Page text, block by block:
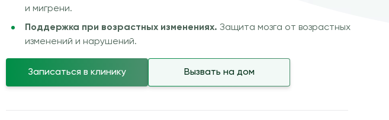
и мигрени.
Поддержка при возрастных изменениях. Защита мозга от возрастных
изменений и нарушений.
Записаться в клинику Вызвать на дом